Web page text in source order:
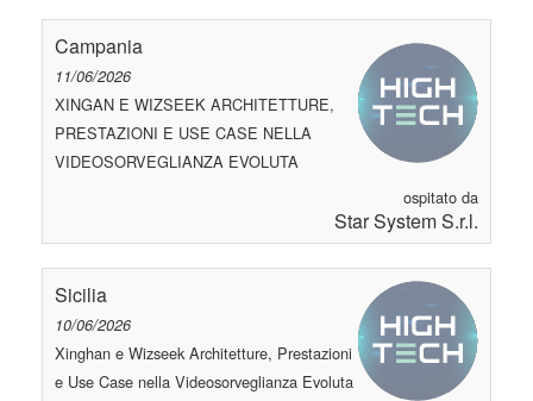
Campania
11/06/2026
XINGAN E WIZSEEK ARCHITETTURE,
PRESTAZIONI E USE CASE NELLA
VIDEOSORVEGLIANZA EVOLUTA
ospitato da
Star System S.r.l.
Sicilia
10/06/2026
Xinghan e Wizseek Architetture, Prestazioni
e Use Case nella Videosorveglianza Evoluta